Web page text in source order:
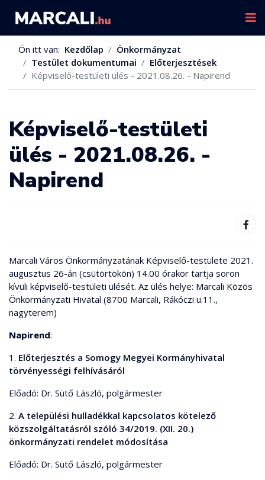
Ön itt van: Kezdőlap
Önkormányzat
Testület dokumentumai
Előterjesztések
Képviselő-testületi ülés - 2021.08.26. - Napirend
Képviselő-testületi
ülés - 2021.08.26. -
Napirend
Marcali Város Önkormányzatának Képviselő-testülete 2021.
augusztus 26-án (csütörtökön) 14.00 órakor tartja soron
kívüli képviselő-testületi ülését. Az ülés helye: Marcali Közös
Önkormányzati Hivatal (8700 Marcali, Rákóczi u.11.,
nagyterem)
Napirend:
1. Előterjesztés a Somogy Megyei Kormányhivatal
törvényességi felhívásáról
Előadó: Dr. Sütő László, polgármester
2. A települési hulladékkal kapcsolatos kötelező
közszolgáltatásról szóló 34/2019. (XII. 20.)
önkormányzati rendelet módosítása
Előadó: Dr. Sütő László, polgármester